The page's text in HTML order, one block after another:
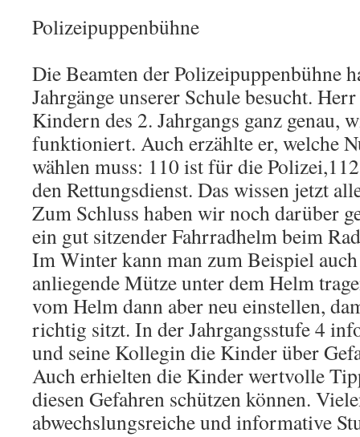
Polizeipuppenbühne
Die Beamten der Polizeipuppenbühne
Jahrgänge unserer Schule besucht.
Kindern des 2. Jahrgangs ganz genau,
funktioniert. Auch erzählte er, welche
wählen muss: 110 ist für die
den Rettungsdienst. Das wissen jetzt
Zum Schluss haben wir noch darüber
ein gut sitzender Fahrradhelm beim
Im Winter kann man zum Beispiel
anliegende Mütze unter dem Helm
vom Helm dann aber neu einstellen,
richtig sitzt. In der Jahrgangsstufe 4
und seine Kollegin die Kinder über
Auch erhielten die Kinder wertvolle
diesen Gefahren schützen können.
abwechslungsreiche und informative